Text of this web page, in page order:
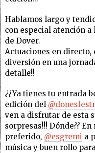
Hablamos largo y
con especial atención
de Dover.
Actuaciones en
diversión en una
detalle!!
¿¿Ya tienes tu entrada
edición del
ven a disfrutar de esta
sorpresas!!! Dónde??
preferido, @esgremi a
música y buen rollo